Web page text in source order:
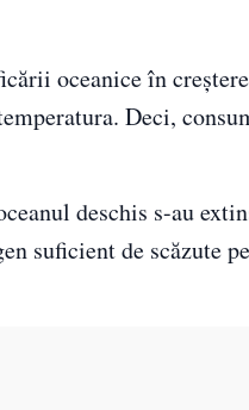
oceanice în
Deci,
deschis s-au
suficient de scăzute